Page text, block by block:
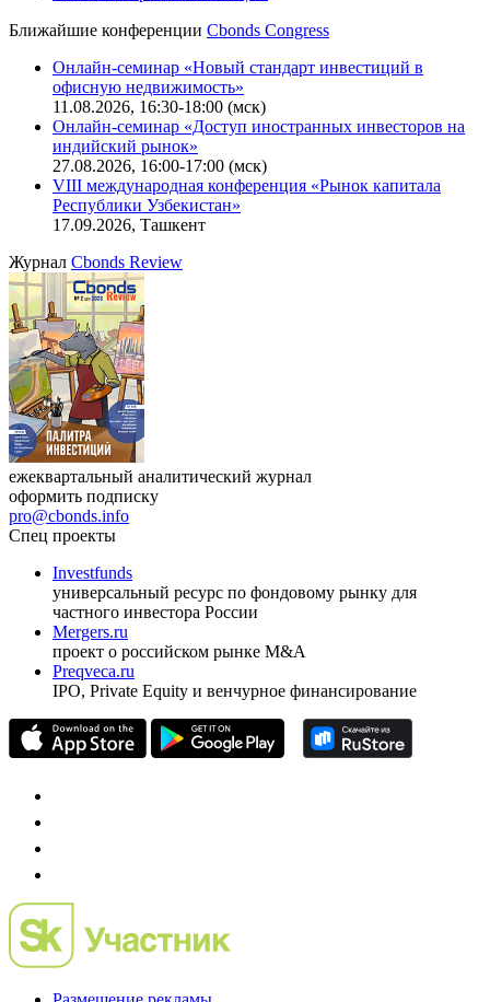
Ближайшие конференции Cbonds Congress
Онлайн-семинар «Новый стандарт инвестиций в
офисную недвижимость»
11.08.2026, 16:30-18:00 (мск)
Онлайн-семинар «Доступ иностранных инвесторов на
индийский рынок»
27.08.2026, 16:00-17:00 (мск)
VIII международная конференция «Рынок капитала
Республики Узбекистан»
17.09.2026, Ташкент
Журнал Cbonds Review
ежеквартальный аналитический журнал
оформить подписку
pro@cbonds.info
Спец проекты
Investfunds
универсальный ресурс по фондовому рынку для
частного инвестора России
Mergers.ru
проект о российском рынке M&A
Preqveca.ru
IPO, Private Equity и венчурное финансирование